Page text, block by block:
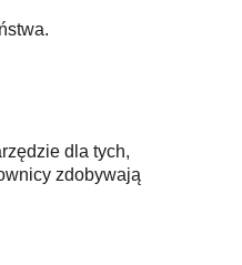
dla tych,
zdobywają